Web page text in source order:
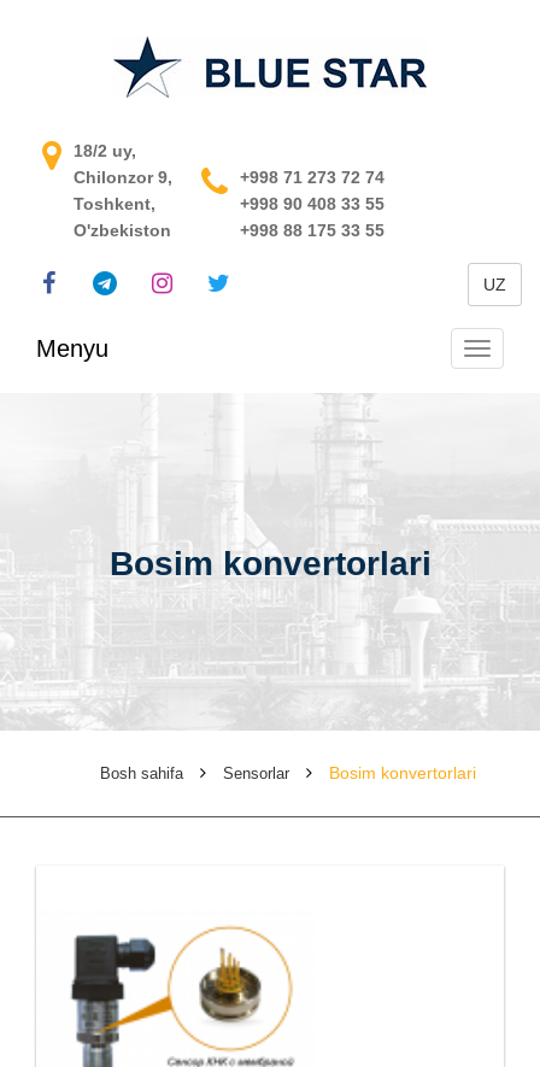
O'zbekistondagi jarayonni
boshqarish tizimi
18/2 uy,
Chilonzor 9,
Toshkent,
O'zbekiston
+998 71 273 72 74
+998 90 408 33 55
+998 88 175 33 55
UZ
Menyu
Bosim konvertorlari
Bosh sahifa Sensorlar Bosim konvertorlari